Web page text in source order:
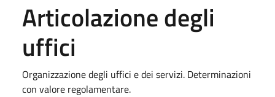
Articolazione degli
uffici
Organizzazione degli uffici e dei servizi. Determinazioni
con valore regolamentare.